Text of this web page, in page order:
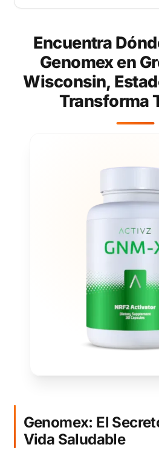
Encuentra
Genomex en
Wisconsin,
Transforma
Genomex: El
Vida Saludable